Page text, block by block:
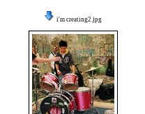
i'm creating2.jpg